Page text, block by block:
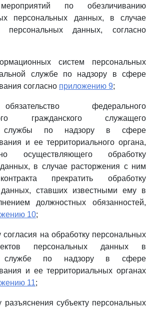
по обезличиванию
персональных данных, в случае
персональных данных, согласно
систем персональных
службе по надзору в сфере
согласно приложению 9;
федерального
гражданского служащего
службы по надзору в сфере
и ее территориального органа,
осуществляющего обработку
в случае расторжения с ним
прекратить обработку
данных, ставших известными ему в
должностных обязанностей,
10;
на обработку персональных
персональных данных в
службе по надзору в сфере
и ее территориальных органах
11;
субъекту персональных